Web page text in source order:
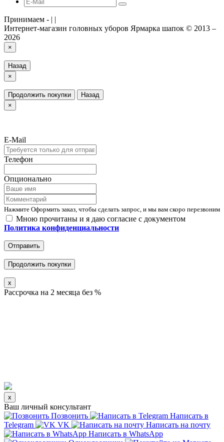
Принимаем - | |
Интернет-магазин головных уборов Ярмарка шапок © 2013 –
2026
×
Назад
×
Продолжить покупки
Назад
×
E-Mail
Телефон
Опционально
Нажмите Оформить заказ, чтобы сделать запрос, и мы вам скоро перезвоним
Мною прочитаны и я даю согласие с документом
Политика конфиденциальности
Отправить
Продолжить покупки
x
Рассрочка на 2 месяца без %
x
Ваш личный консультант
Позвонить
Написать в
Telegram
VK
Написать на почту
Написать в WhatsApp